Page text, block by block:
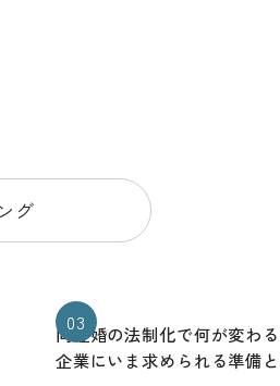
グ
03
同性婚の法制化で何が変わ
企業にいま求められる準備